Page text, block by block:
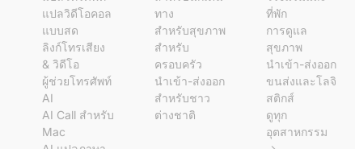
แปลวิดีโอคอล
แบบสด
ลิงก์โทรเสียง
& วิดีโอ
ผู้ช่วยโทรศัพท์
AI
AI Call สำหรับ
Mac
ทาง
สำหรับสุขภาพ
สำหรับ
ครอบครัว
นำเข้า-ส่งออก
สำหรับชาว
ต่างชาติ
ที่พัก
การดูแล
สุขภาพ
นำเข้า-ส่งออก
ขนส่งและโลจิ
สติกส์
ดูทุก
อุตสาหกรรม